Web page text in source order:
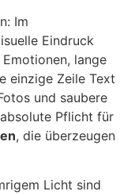
Im
Eindruck
lange
einzige Zeile Text
und saubere
Pflicht für
, die überzeugen
Licht sind